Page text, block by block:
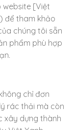
website [Việt
để tham khảo
chúng tôi sẵn
phẩm phù hợp
chỉ đơn
rác thải mà còn
xây dựng thành